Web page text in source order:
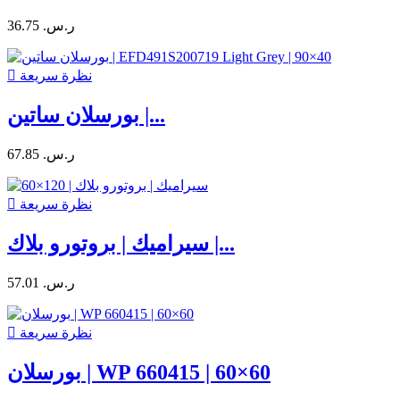
36.75 ر.س.‏
 نظرة سريعة
بورسلان ساتين |...
67.85 ر.س.‏
 نظرة سريعة
سيراميك | بروتورو بلاك |...
57.01 ر.س.‏
 نظرة سريعة
بورسلان | WP 660415 | 60×60